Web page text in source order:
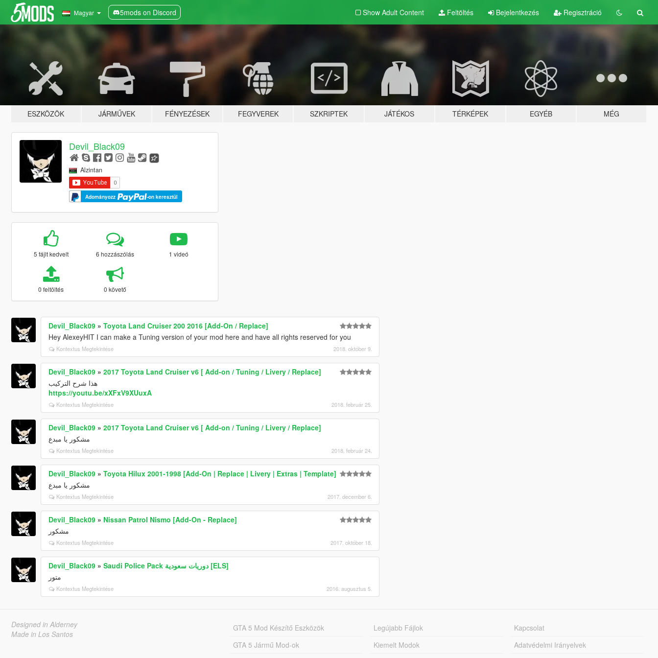
Magyar 5mods on Discord Show Adult Content Feltöltés Bejelentkezés Regisztráció
ESZKÖZÖK JÁRMŰVEK FÉNYEZÉSEK FEGYVEREK SZKRIPTEK JÁTÉKOS TÉRKÉPEK EGYÉB MÉG
Devil_Black09
Alzintan
Adományozz -on keresztül
5 fájlt kedvelt 6 hozzászólás 1 videó
0 feltöltés 0 követő
Devil_Black09» Toyota Land Cruiser 200 2016 [Add-On / Replace]
Hey AlexeyHIT I can make a Tuning version of your mod here and have all rights reserved for you
Kontextus Megtekintése 2018. október 9.
Devil_Black09» 2017 Toyota Land Cruiser v6 [ Add-on / Tuning / Livery / Replace]
هذا شرح التركيب
https://youtu.be/xXFxV9XUuxA
Kontextus Megtekintése 2018. február 25.
Devil_Black09» 2017 Toyota Land Cruiser v6 [ Add-on / Tuning / Livery / Replace]
مشكور يا مبدع
Kontextus Megtekintése 2018. február 24.
Devil_Black09» Toyota Hilux 2001-1998 [Add-On | Replace | Livery | Extras | Template]
مشكور يا مبدع
Kontextus Megtekintése 2017. december 6.
Devil_Black09» Nissan Patrol Nismo [Add-On - Replace]
مشكور
Kontextus Megtekintése 2017. október 18.
Devil_Black09»
Saudi Police Pack دوريات سعودية [ELS]
متور
Kontextus Megtekintése 2016. augusztus 5.
Designed in Alderney
Made in Los Santos
GTA 5 Mod Készítő Eszközök
GTA 5 Jármű Mod-ok
Legújabb Fájlok
Kiemelt Modok
Kapcsolat
Adatvédelmi Irányelvek